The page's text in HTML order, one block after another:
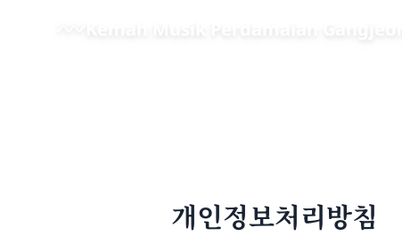
개인정보처리방침